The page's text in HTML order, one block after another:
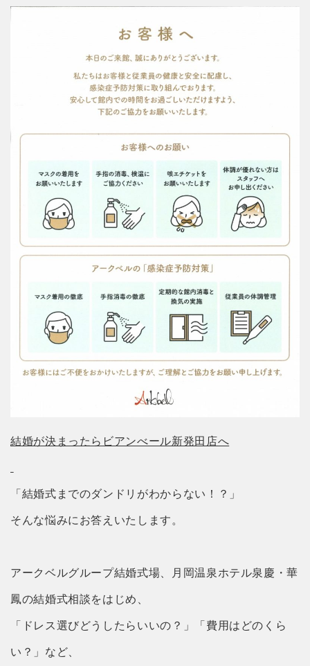
結婚が決まったらビアンべール新発田店へ
「結婚式までのダンドリがわからない！？」
そんな悩みにお答えいたします。
アークベルグループ結婚式場、月岡温泉ホテル泉慶・華
鳳の結婚式相談をはじめ、
「ドレス選びどうしたらいいの？」「費用はどのくら
い？」など、